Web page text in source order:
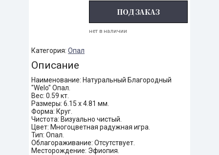
ПОД ЗАКАЗ
нет в наличии
Категория: Опал
Описание
Наименование: Натуральный Благородный
"Welo" Опал.
Вес: 0.59 кт.
Размеры: 6.15 х 4.81 мм.
Форма: Круг.
Чистота: Визуально чистый.
Цвет: Многоцветная радужная игра.
Тип: Опал.
Облагораживание: Отсутствует.
Месторождение: Эфиопия.